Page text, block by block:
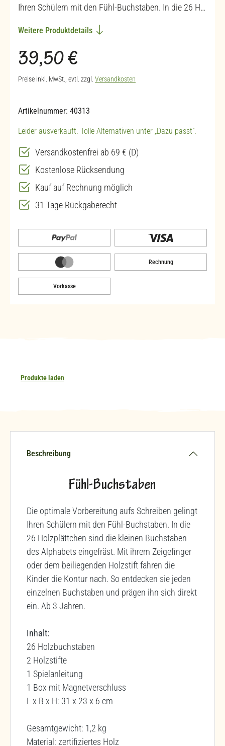
Ihren Schülern mit den Fühl-Buchstaben. In die 26 H…
Weitere Produktdetails
Regulärer Preis:
39,50 €
Preise inkl. MwSt., evtl. zzgl. Versandkosten
Artikelnummer: 40313
Leider ausverkauft. Tolle Alternativen unter „Dazu passt“.
Versandkostenfrei ab 69 € (D)
Kostenlose Rücksendung
Kauf auf Rechnung möglich
31 Tage Rückgaberecht
Rechnung
Vorkasse
Produkte laden
Beschreibung
Fühl-Buchstaben
Die optimale Vorbereitung aufs Schreiben gelingt
Ihren Schülern mit den Fühl-Buchstaben. In die
26 Holzplättchen sind die kleinen Buchstaben
des Alphabets eingefräst. Mit ihrem Zeigefinger
oder dem beiliegenden Holzstift fahren die
Kinder die Kontur nach. So entdecken sie jeden
einzelnen Buchstaben und prägen ihn sich direkt
ein. Ab 3 Jahren.
Inhalt:
26 Holzbuchstaben
2 Holzstifte
1 Spielanleitung
1 Box mit Magnetverschluss
L x B x H: 31 x 23 x 6 cm
Gesamtgewicht: 1,2 kg
Material: zertifiziertes Holz